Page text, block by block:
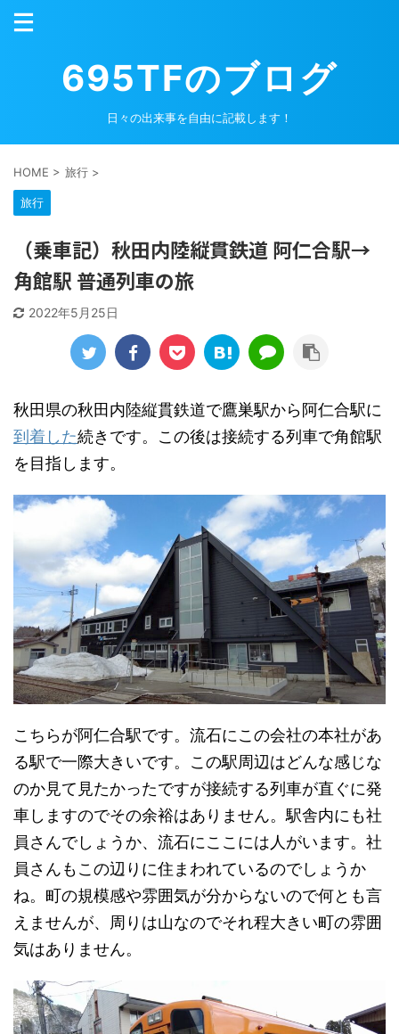
695TFのブログ
日々の出来事を自由に記載します！
HOME > 旅行 >
旅行
（乗車記）秋田内陸縦貫鉄道 阿仁合駅→
角館駅 普通列車の旅
2022年5月25日
秋田県の秋田内陸縦貫鉄道で鷹巣駅から阿仁合駅に
到着した続きです。この後は接続する列車で角館駅
を目指します。
こちらが阿仁合駅です。流石にこの会社の本社があ
る駅で一際大きいです。この駅周辺はどんな感じな
のか見て見たかったですが接続する列車が直ぐに発
車しますのでその余裕はありません。駅舎内にも社
員さんでしょうか、流石にここには人がいます。社
員さんもこの辺りに住まわれているのでしょうか
ね。町の規模感や雰囲気が分からないので何とも言
えませんが、周りは山なのでそれ程大きい町の雰囲
気はありません。